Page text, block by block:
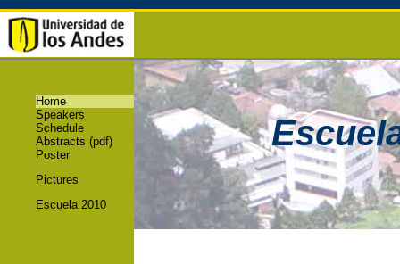
Home
Speakers
Schedule
Abstracts (pdf)
Poster
Pictures
Escuela 2010